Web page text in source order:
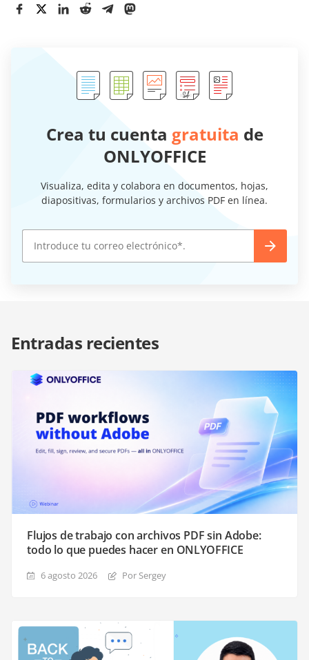
Crea tu cuenta gratuita de
ONLYOFFICE
Visualiza, edita y colabora en documentos, hojas,
diapositivas, formularios y archivos PDF en línea.
Entradas recientes
Flujos de trabajo con archivos PDF sin Adobe:
todo lo que puedes hacer en ONLYOFFICE
6 agosto 2026 Por Sergey